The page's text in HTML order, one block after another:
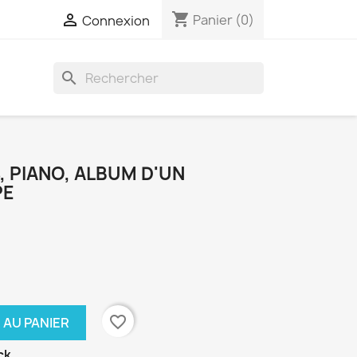
 Connexion shopping_cart Panier (0)
search
PIANO, ALBUM D'UN
PANIER favorite_border